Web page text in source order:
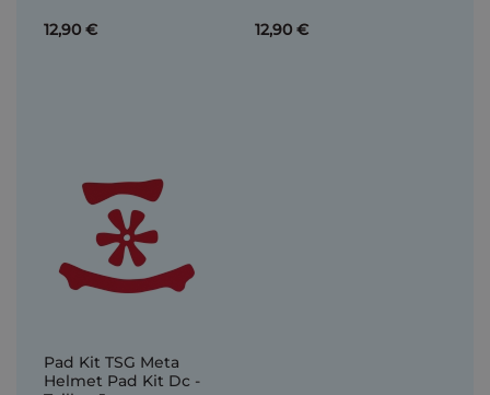
12,90 € 12,90 €
Pad Kit TSG Meta
Helmet Pad Kit Dc -